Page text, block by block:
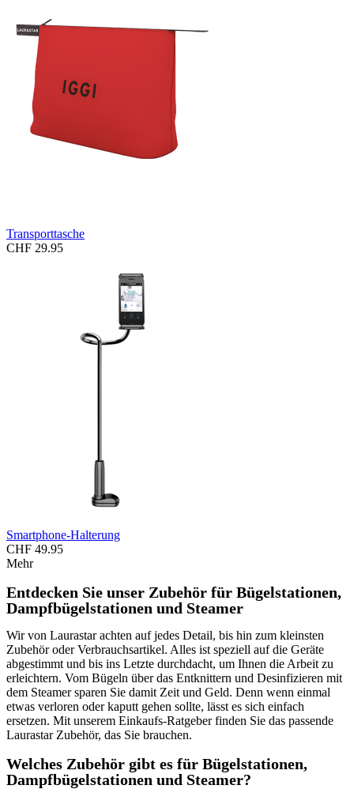
Transporttasche
CHF 29.95
Smartphone-Halterung
CHF 49.95
Mehr
Entdecken Sie unser Zubehör für Bügelstationen,
Dampfbügelstationen und Steamer
Wir von Laurastar achten auf jedes Detail, bis hin zum kleinsten
Zubehör oder Verbrauchsartikel. Alles ist speziell auf die Geräte
abgestimmt und bis ins Letzte durchdacht, um Ihnen die Arbeit zu
erleichtern. Vom Bügeln über das Entknittern und Desinfizieren mit
dem Steamer sparen Sie damit Zeit und Geld. Denn wenn einmal
etwas verloren oder kaputt gehen sollte, lässt es sich einfach
ersetzen. Mit unserem Einkaufs-Ratgeber finden Sie das passende
Laurastar Zubehör, das Sie brauchen.
Welches Zubehör gibt es für Bügelstationen,
Dampfbügelstationen und Steamer?